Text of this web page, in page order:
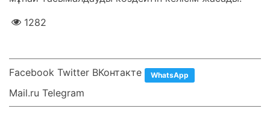
1282
Facebook Twitter ВКонтакте WhatsApp
Mail.ru Telegram